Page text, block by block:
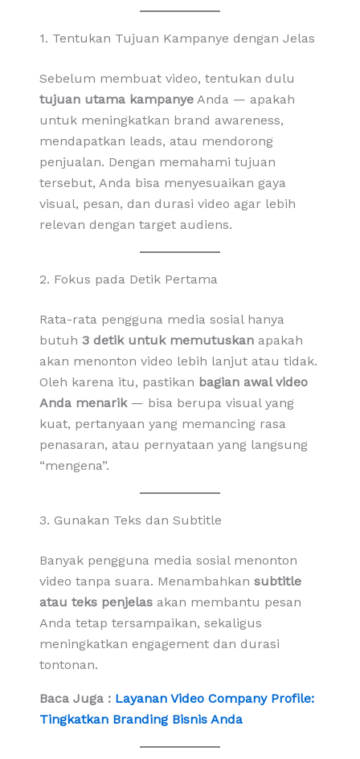
1. Tentukan Tujuan Kampanye dengan Jelas
Sebelum membuat video, tentukan dulu
tujuan utama kampanyeAnda — apakah
untuk meningkatkan brand awareness,
mendapatkan leads, atau mendorong
penjualan. Dengan memahami tujuan
tersebut, Anda bisa menyesuaikan gaya
visual, pesan, dan durasi video agar lebih
relevan dengan target audiens.
2. Fokus pada Detik Pertama
Rata-rata pengguna media sosial hanya
butuh 3 detik untuk memutuskanapakah
akan menonton video lebih lanjut atau tidak.
Oleh karena itu, pastikan bagian awal video
Anda menarik— bisa berupa visual yang
kuat, pertanyaan yang memancing rasa
penasaran, atau pernyataan yang langsung
“mengena”.
3. Gunakan Teks dan Subtitle
Banyak pengguna media sosial menonton
video tanpa suara. Menambahkan subtitle
atau teks penjelasakan membantu pesan
Anda tetap tersampaikan, sekaligus
meningkatkan engagement dan durasi
tontonan.
Baca Juga : Layanan Video Company Profile:
Tingkatkan Branding Bisnis Anda